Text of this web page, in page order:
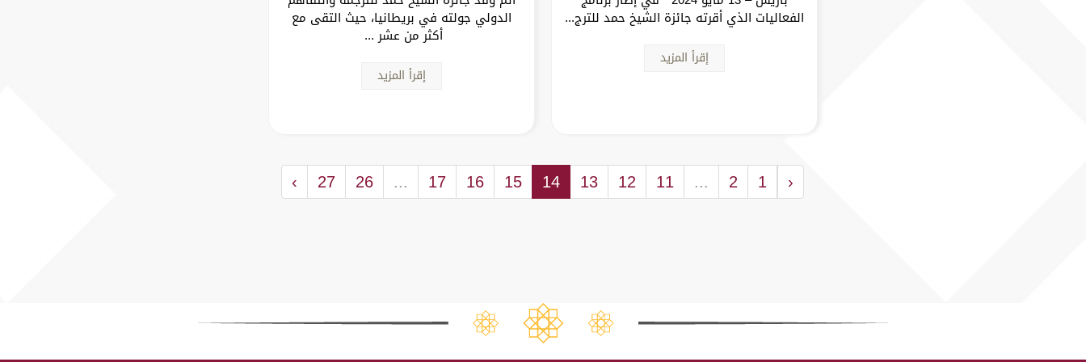
الفعاليات الذي أقرته جائزة الشيخ حمد للترج...
إقرأ المزيد
الدولي جولته في بريطانيا، حيث التقى مع
أكثر من عشر ...
إقرأ المزيد
‹
1
2
...
11
12
13
14
15
16
17
...
26
27
›